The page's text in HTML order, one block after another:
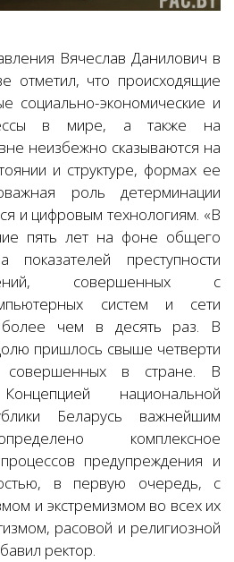
Вячеслав Данилович в
отметил, что происходящие
социально-экономические и
в мире, а также на
неизбежно сказываются на
и структуре, формах ее
роль детерминации
и цифровым технологиям. «В
пять лет на фоне общего
показателей преступности
совершенных с
систем и сети
более чем в десять раз. В
пришлось свыше четверти
совершенных в стране. В
национальной
Беларусь важнейшим
комплексное
предупреждения и
в первую очередь, с
и экстремизмом во всех их
расовой и религиозной
ректор.